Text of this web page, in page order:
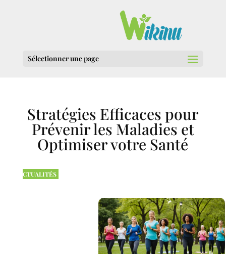
Sélectionner une page
Stratégies Efficaces pour
Prévenir les Maladies et
Optimiser votre Santé
CTUALITÉS